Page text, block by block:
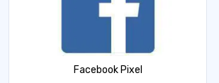
Facebook Pixel